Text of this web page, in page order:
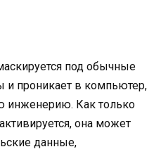
под обычные
проникает в компьютер,
инженерию. Как только
она может
данные,